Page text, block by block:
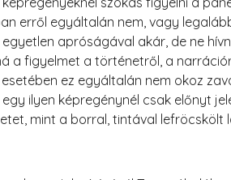
erről egyáltalán nem, vagy
apróságával akár, de ne
a figyelmet a történetről, a
ez egyáltalán nem okoz
ilyen képregénynél csak előnyt
mint a borral, tintával lefröcskölt